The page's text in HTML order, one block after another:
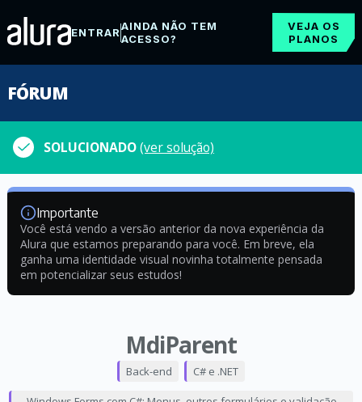
ENTRARAINDA NÃO TEM
ACESSO?
VEJA OS
PLANOS
FÓRUM
SOLUCIONADO(ver solução)
Importante
Você está vendo a versão anterior da nova experiência da
Alura que estamos preparando para você. Em breve, ela
ganha uma identidade visual novinha totalmente pensada
em potencializar seus estudos!
MdiParent
Back-end C# e .NET